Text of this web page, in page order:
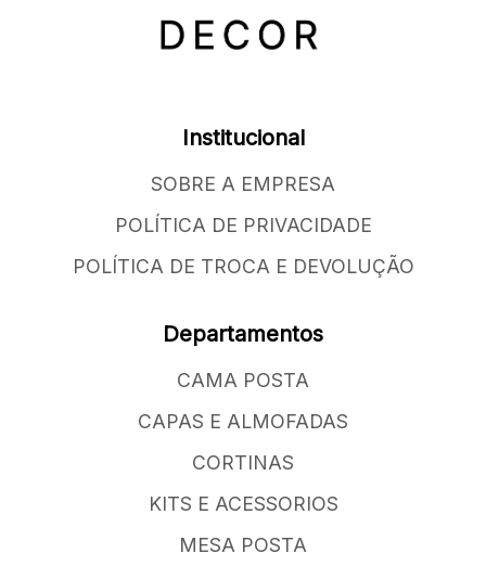
Institucional
SOBRE A EMPRESA
POLÍTICA DE PRIVACIDADE
POLÍTICA DE TROCA E DEVOLUÇÃO
Departamentos
CAMA POSTA
CAPAS E ALMOFADAS
CORTINAS
KITS E ACESSORIOS
MESA POSTA